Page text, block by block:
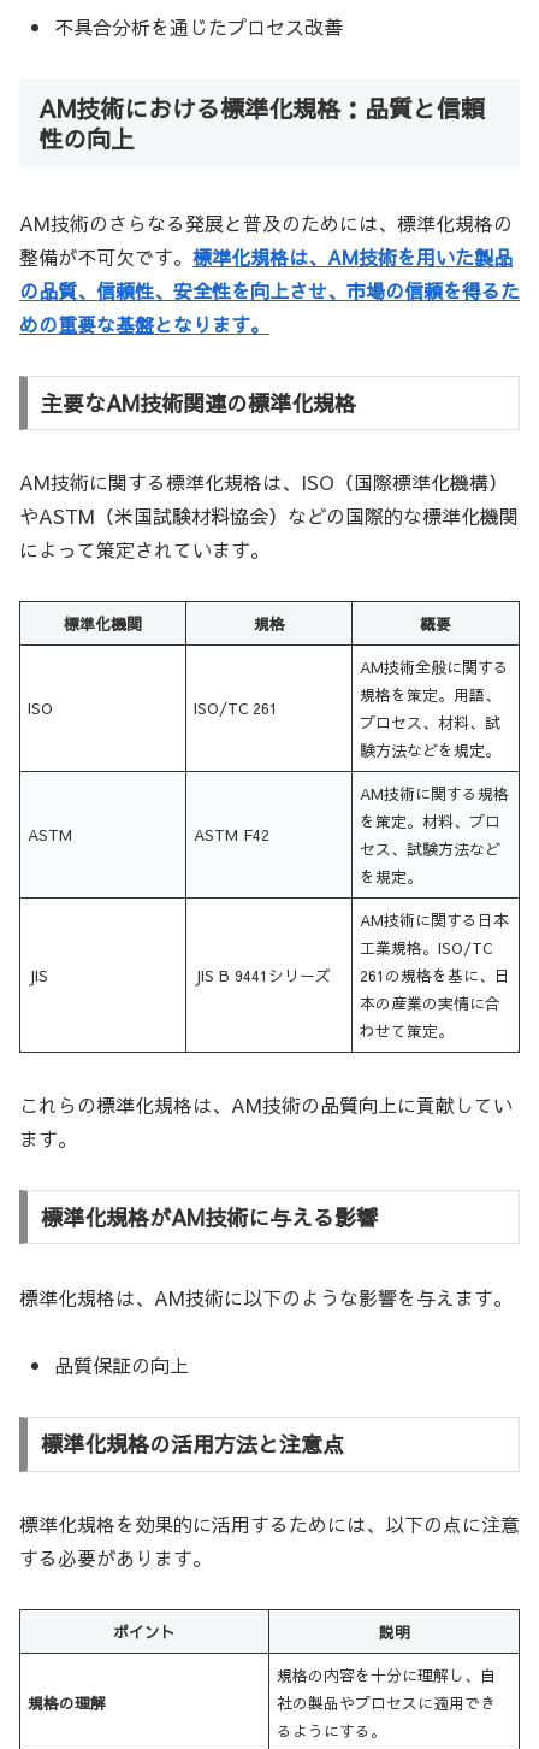
不具合分析を通じたプロセス改善
AM技術における標準化規格：品質と信頼
性の向上
AM技術のさらなる発展と普及のためには、標準化規格の
整備が不可欠です。 標準化規格は、AM技術を用いた製品
の品質、信頼性、安全性を向上させ、市場の信頼を得るた
めの重要な基盤となります。
主要なAM技術関連の標準化規格
AM技術に関する標準化規格は、ISO（国際標準化機構）
やASTM（米国試験材料協会）などの国際的な標準化機関
によって策定されています。
標準化機関 規格 概要
ISO ISO/TC 261
AM技術全般に関する
規格を策定。用語、
プロセス、材料、試
験方法などを規定。
ASTM ASTM F42
AM技術に関する規格
を策定。材料、プロ
セス、試験方法など
を規定。
JIS JIS B 9441シリーズ
AM技術に関する日本
工業規格。ISO/TC
261の規格を基に、日
本の産業の実情に合
わせて策定。
これらの標準化規格は、AM技術の品質向上に貢献してい
ます。
標準化規格がAM技術に与える影響
標準化規格は、AM技術に以下のような影響を与えます。
品質保証の向上
標準化規格の活用方法と注意点
標準化規格を効果的に活用するためには、以下の点に注意
する必要があります。
ポイント 説明
規格の理解
規格の内容を十分に理解し、自
社の製品やプロセスに適用でき
るようにする。